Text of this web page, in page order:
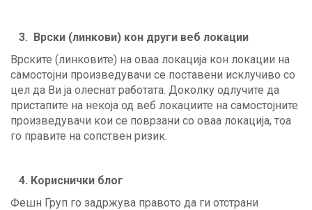
3. Врски (линкови) кон други веб локации
Врските (линковите) на оваа локација кон локации на
самостојни произведувачи се поставени исклучиво со
цел да Ви ја олеснат работата. Доколку одлучите да
пристапите на некоја од веб локациите на самостојните
произведувачи кои се поврзани со оваа локација, тоа
го правите на сопствен ризик.
4. Кориснички блог
Фешн Груп го задржува правото да ги отстрани